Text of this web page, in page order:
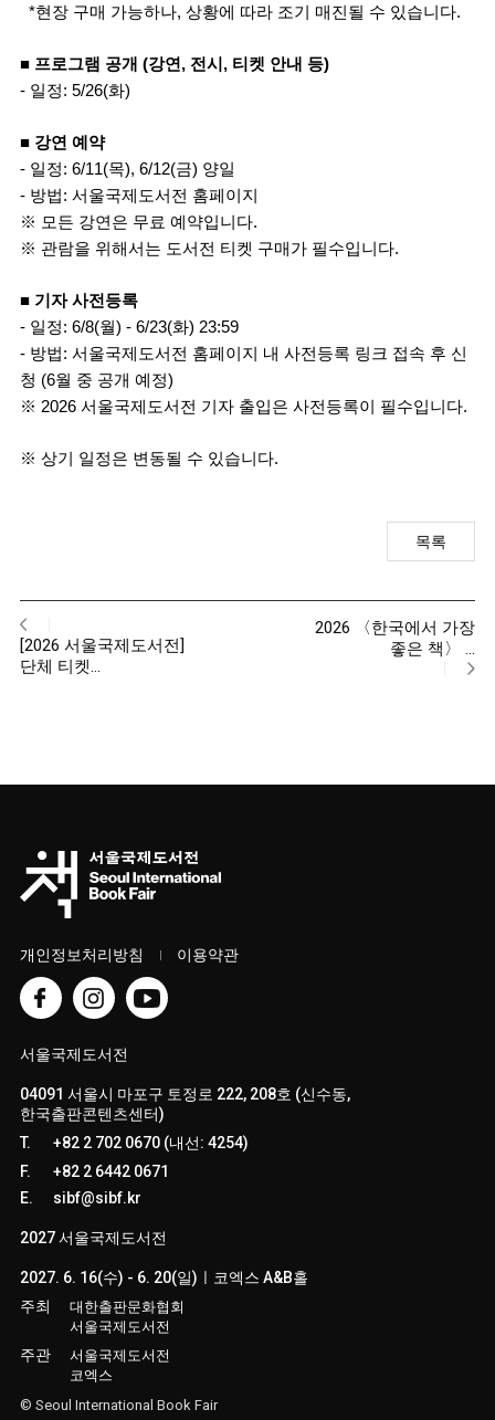
*현장 구매 가능하나, 상황에 따라 조기 매진될 수 있습니다.
■ 프로그램 공개 (강연, 전시, 티켓 안내 등)
- 일정: 5/26(화)
■ 강연 예약
- 일정: 6/11(목), 6/12(금) 양일
- 방법: 서울국제도서전 홈페이지
※ 모든 강연은 무료 예약입니다.
※ 관람을 위해서는 도서전 티켓 구매가 필수입니다.
■ 기자 사전등록
- 일정: 6/8(월) - 6/23(화) 23:59
- 방법: 서울국제도서전 홈페이지 내 사전등록 링크 접속 후 신
청 (6월 중 공개 예정)
※ 2026 서울국제도서전 기자 출입은 사전등록이 필수입니다.
※ 상기 일정은 변동될 수 있습니다.
목록
[2026 서울국제도서전]
단체 티켓…
2026 〈한국에서 가장
좋은 책〉 …
개인정보처리방침 이용약관
서울국제도서전
04091 서울시 마포구 토정로 222, 208호 (신수동,
한국출판콘텐츠센터)
T.
+82 2 702 0670 (내선: 4254)
F.
+82 2 6442 0671
E.
sibf@sibf.kr
2027 서울국제도서전
2027. 6. 16(수) - 6. 20(일)ㅣ코엑스 A&B홀
주최
대한출판문화협회
서울국제도서전
주관
서울국제도서전
코엑스
© Seoul International Book Fair